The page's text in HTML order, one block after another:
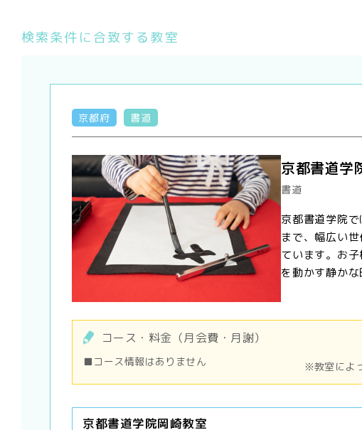
検索条件に合致する教室
京都府 書道
京都書道学
書道
京都書道学院
まで、幅広い
ています。お
を動かす静か
コース・料金（月会費・月謝）
■コース情報はありません ※教室によ
京都書道学院岡崎教室